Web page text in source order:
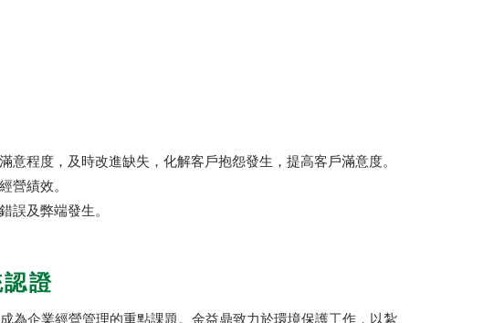
程度，及時改進缺失，化解客戶抱怨發生，提高客戶滿意度。
營績效。
誤及弊端發生。
證
為企業經營管理的重點課題。金益鼎致力於環境保護工作，以紮